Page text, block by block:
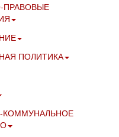
ПРАВОВЫЕ
ПОЛИТИКА